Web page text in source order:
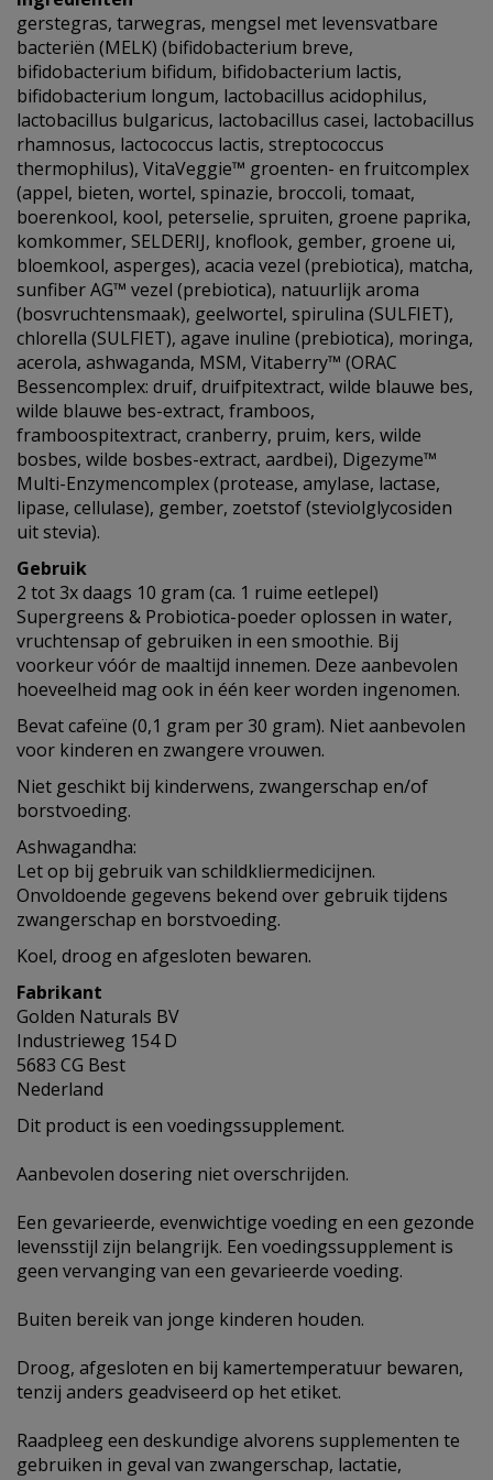
gerstegras, tarwegras, mengsel met levensvatbare
bacteriën (MELK) (bifidobacterium breve,
bifidobacterium bifidum, bifidobacterium lactis,
bifidobacterium longum, lactobacillus acidophilus,
lactobacillus bulgaricus, lactobacillus casei, lactobacillus
rhamnosus, lactococcus lactis, streptococcus
thermophilus), VitaVeggie™ groenten- en fruitcomplex
(appel, bieten, wortel, spinazie, broccoli, tomaat,
boerenkool, kool, peterselie, spruiten, groene paprika,
komkommer, SELDERIJ, knoflook, gember, groene ui,
bloemkool, asperges), acacia vezel (prebiotica), matcha,
sunfiber AG™ vezel (prebiotica), natuurlijk aroma
(bosvruchtensmaak), geelwortel, spirulina (SULFIET),
chlorella (SULFIET), agave inuline (prebiotica), moringa,
acerola, ashwaganda, MSM, Vitaberry™ (ORAC
Bessencomplex: druif, druifpitextract, wilde blauwe bes,
wilde blauwe bes-extract, framboos,
framboospitextract, cranberry, pruim, kers, wilde
bosbes, wilde bosbes-extract, aardbei), Digezyme™
Multi-Enzymencomplex (protease, amylase, lactase,
lipase, cellulase), gember, zoetstof (steviolglycosiden
uit stevia).
Gebruik
2 tot 3x daags 10 gram (ca. 1 ruime eetlepel)
Supergreens & Probiotica-poeder oplossen in water,
vruchtensap of gebruiken in een smoothie. Bij
voorkeur vóór de maaltijd innemen. Deze aanbevolen
hoeveelheid mag ook in één keer worden ingenomen.
Bevat cafeïne (0,1 gram per 30 gram). Niet aanbevolen
voor kinderen en zwangere vrouwen.
Niet geschikt bij kinderwens, zwangerschap en/of
borstvoeding.
Ashwagandha:
Let op bij gebruik van schildkliermedicijnen.
Onvoldoende gegevens bekend over gebruik tijdens
zwangerschap en borstvoeding.
Koel, droog en afgesloten bewaren.
Fabrikant
Golden Naturals BV
Industrieweg 154 D
5683 CG Best
Nederland
Dit product is een voedingssupplement.
Aanbevolen dosering niet overschrijden.
Een gevarieerde, evenwichtige voeding en een gezonde
levensstijl zijn belangrijk. Een voedingssupplement is
geen vervanging van een gevarieerde voeding.
Buiten bereik van jonge kinderen houden.
Droog, afgesloten en bij kamertemperatuur bewaren,
tenzij anders geadviseerd op het etiket.
Raadpleeg een deskundige alvorens supplementen te
gebruiken in geval van zwangerschap, lactatie,